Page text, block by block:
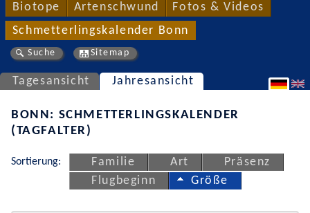
Biotope Artenschwund Fotos & Videos
Schmetterlingskalender Bonn
Suche Sitemap
Tagesansicht Jahresansicht
BONN: SCHMETTERLINGSKALENDER
(TAGFALTER)
Sortierung: Familie Art
Präsenz
Flugbeginn
Größe